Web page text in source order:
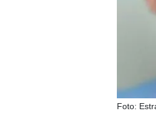
Foto: